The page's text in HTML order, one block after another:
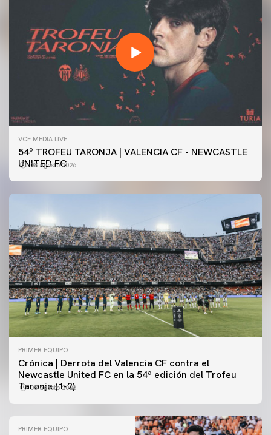
VCF MEDIA LIVE
54º TROFEU TARONJA | VALENCIA CF - NEWCASTLE
UNITED FC
08 agosto 2026
PRIMER EQUIPO
Crónica | Derrota del Valencia CF contra el
Newcastle United FC en la 54ª edición del Trofeu
Taronja (1-2)
08 agosto 2026
PRIMER EQUIPO